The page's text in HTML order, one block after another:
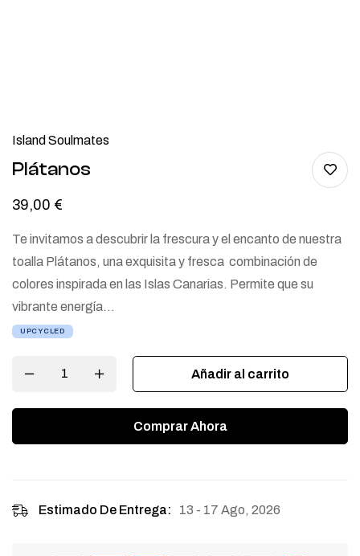
Island Soulmates
Plátanos
39,00 €
Te invitamos a descubrir la frescura y el encanto de nuestra
toalla Plátanos, una exquisita y fresca combinación de
colores inspirada en las Islas Canarias. Permite que su
vibrante energía…
UPCYCLED
Añadir al carrito
Comprar Ahora
Estimado De Entrega: 13 - 17 Ago, 2026